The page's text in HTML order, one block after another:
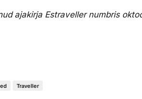
ajakirja Estraveller numbris
Traveller